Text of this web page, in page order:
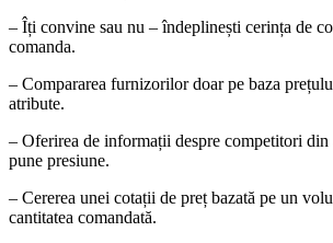
– Îți convine sau nu – îndeplinești cerința de
comanda.
– Compararea furnizorilor doar pe baza
atribute.
– Oferirea de informații despre competitori din
pune presiune.
– Cererea unei cotații de preț bazată pe un
cantitatea comandată.